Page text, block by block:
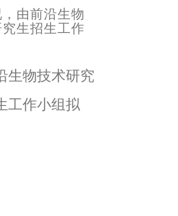
由前沿生物
生招生工作
生物技术研究
工作小组拟